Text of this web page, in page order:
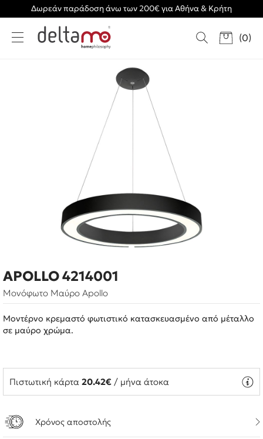
Δωρεάν παράδοση άνω των 200€ για Αθήνα & Κρήτη
(0)
APOLLO 4214001
Μονόφωτο Μαύρο Apollo
Μοντέρνο κρεμαστό φωτιστικό κατασκευασμένο από μέταλλο
σε μαύρο χρώμα.
Πιστωτική κάρτα 20.42€ / μήνα άτοκα
Χρόνος αποστολής